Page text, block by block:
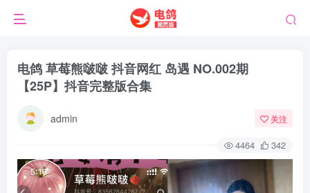
电鸽 草莓熊啵啵 抖音网红 岛遇 NO.002期
【25P】抖音完整版合集
admin 关注
4464 342